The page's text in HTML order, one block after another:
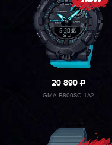
20 890P
GMA-B800SC-1A2